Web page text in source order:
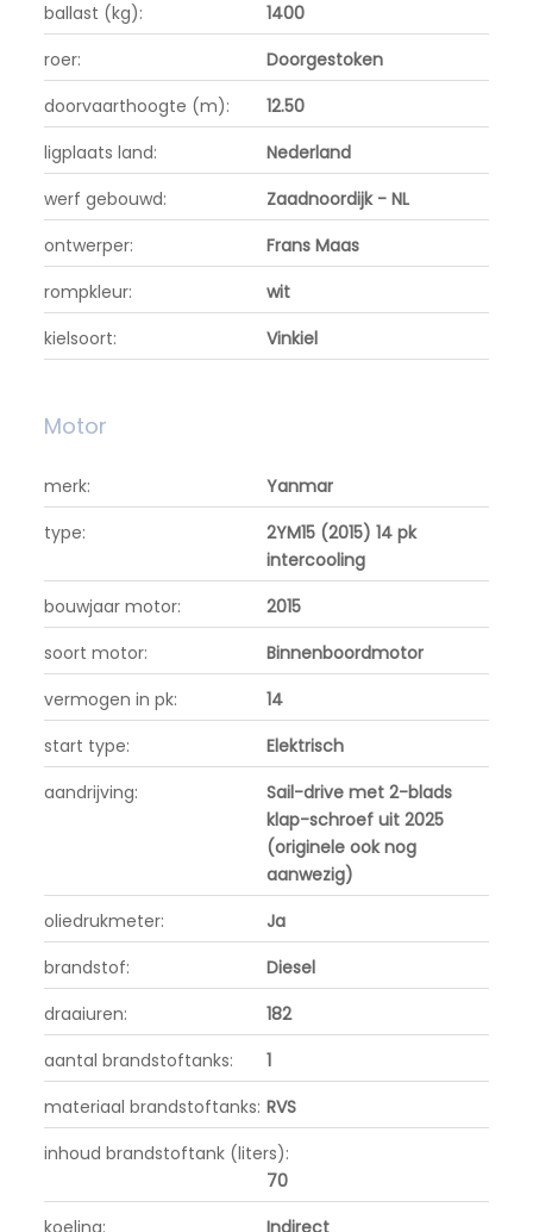
ballast (kg):
1400
roer:
Doorgestoken
doorvaarthoogte (m):
12.50
ligplaats land:
Nederland
werf gebouwd:
Zaadnoordijk - NL
ontwerper:
Frans Maas
rompkleur:
wit
kielsoort:
Vinkiel
Motor
merk:
Yanmar
type:
2YM15 (2015) 14 pk
intercooling
bouwjaar motor:
2015
soort motor:
Binnenboordmotor
vermogen in pk:
14
start type:
Elektrisch
aandrijving:
Sail-drive met 2-blads
klap-schroef uit 2025
(originele ook nog
aanwezig)
oliedrukmeter:
Ja
brandstof:
Diesel
draaiuren:
182
aantal brandstoftanks:
1
materiaal brandstoftanks: RVS
inhoud brandstoftank (liters):
70
koeling:
Indirect